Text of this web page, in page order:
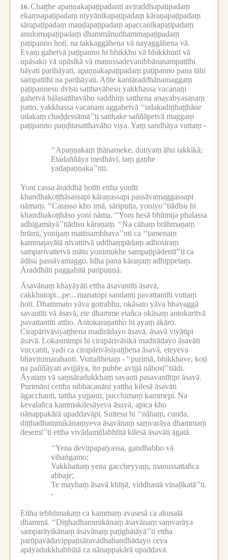
16. Chaṭṭhe apaṇṇakapaṭipadanti aviraddhapaṭipadaṃ
ekaṃsapaṭipadaṃ niyyānikapaṭipadaṃ kāraṇapaṭipadaṃ
sārapaṭipadaṃ maṇḍapaṭipadaṃ apaccanīkapaṭipadaṃ
anulomapaṭipadaṃ dhammānudhammapaṭipadaṃ
paṭipanno hoti, na takkaggāhena vā nayaggāhena vā.
Evaṃ gahetvā paṭipanno hi bhikkhu vā bhikkhunī vā
upāsako vā upāsikā vā manussadevanibbānasampattīhi
hāyati parihāyati, apaṇṇakapaṭipadaṃ paṭipanno pana tāhi
sampattīhi na parihāyati. Atīte kantāraddhānamaggaṃ
paṭipannesu dvīsu satthavāhesu yakkhassa vacanaṃ
gahetvā bālasatthavāho saddhiṃ satthena anayabyasanaṃ
patto, yakkhassa vacanaṃ aggahetvā ‘‘udakadiṭṭhaṭṭhāne
udakaṃ chaḍḍessāmā’’ti satthake saññāpetvā maggaṃ
paṭipanno paṇḍitasatthavāho viya. Yaṃ sandhāya vuttaṃ -
‘‘Apaṇṇakaṃ ṭhānameke, dutiyaṃ āhu takkikā;
Etadaññāya medhāvī, taṃ gaṇhe
yadapaṇṇaka’’nti.
Yoni cassa āraddhā hotīti ettha yonīti
khandhakoṭṭhāsassapi kāraṇassapi passāvamaggassapi
nāmaṃ. ‘‘Catasso kho imā, sāriputta, yoniyo’’tiādīsu hi
khandhakoṭṭhāso yoni nāma. ‘‘Yoni hesā bhūmija phalassa
adhigamāyā’’tiādīsu kāraṇaṃ. ‘‘Na cāhaṃ brāhmaṇaṃ
brūmi, yonijaṃ mattisambhava’’nti ca ‘‘tamenaṃ
kammajavātā nivattitvā uddhaṃpādaṃ adhosiraṃ
samparivattetvā mātu yonimukhe sampaṭipādentī’’ti ca
ādīsu passāvamaggo. Idha pana kāraṇaṃ adhippetaṃ.
Āraddhāti paggahitā paripuṇṇā.
Āsavānaṃ khayāyāti ettha āsavantīti āsavā,
cakkhutopi...pe... manatopi sandanti pavattantīti vuttaṃ
hoti. Dhammato yāva gotrabhu, okāsato yāva bhavaggā
savantīti vā āsavā, ete dhamme etañca okāsaṃ antokaritvā
pavattantīti attho. Antokaraṇattho hi ayaṃ ākāro.
Cirapārivāsiyaṭṭhena madirādayo āsavā, āsavā viyātipi
āsavā. Lokasmimpi hi cirapārivāsikā madirādayo āsavāti
vuccanti, yadi ca cirapārivāsiyaṭṭhena āsavā, eteyeva
bhavitumarahanti. Vuttañhetaṃ - ‘‘purimā, bhikkhave, koṭi
na paññāyati avijjāya, ito pubbe avijjā nāhosī’’tiādi.
Āyataṃ vā saṃsāradukkhaṃ savanti pasavantītipi āsavā.
Purimāni cettha nibbacanāni yattha kilesā āsavāti
āgacchanti, tattha yujjanti, pacchimaṃ kammepi. Na
kevalañca kammakilesāyeva āsavā, apica kho
nānappakārā upaddavāpi. Suttesu hi ‘‘nāhaṃ, cunda,
diṭṭhadhammikānaṃyeva āsavānaṃ saṃvarāya dhammaṃ
desemī’’ti ettha vivādamūlabhūtā kilesā āsavāti āgatā.
‘‘Yena devūpapatyassa, gandhabbo vā
vihaṅgamo;
Yakkhattaṃ yena gaccheyyaṃ, manussattañca
abbaje;
Te mayhaṃ āsavā khīṇā, viddhastā vinaḷīkatā’’ti.
-
Ettha tebhūmakaṃ ca kammaṃ avasesā ca akusalā
dhammā. ‘‘Diṭṭhadhammikānaṃ āsavānaṃ saṃvarāya
samparāyikānaṃ āsavānaṃ paṭighātāyā’’ti ettha
parūpavādavippaṭisāravadhabandhādayo ceva
apāyadukkhabhūtā ca nānappakārā upaddavā.